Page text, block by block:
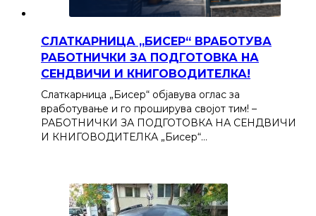
СЛАТКАРНИЦА „БИСЕР“ ВРАБОТУВА
РАБОТНИЧКИ ЗА ПОДГОТОВКА НА
СЕНДВИЧИ И КНИГОВОДИТЕЛКА!
Слаткарница „Бисер“ објавува оглас за
вработување и го проширува својот тим! –
РАБОТНИЧКИ ЗА ПОДГОТОВКА НА СЕНДВИЧИ
И КНИГОВОДИТЕЛКА „Бисер“…